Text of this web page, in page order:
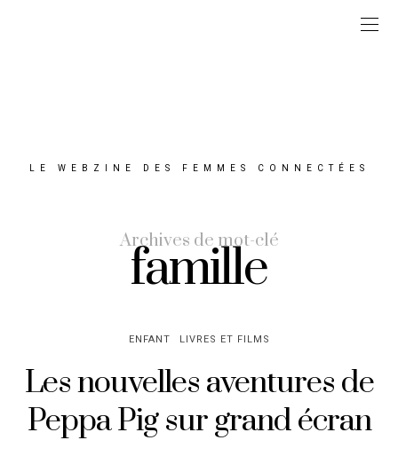
LE WEBZINE DES FEMMES CONNECTÉES
Archives de mot-clé
famille
ENFANT LIVRES ET FILMS
Les nouvelles aventures de
Peppa Pig sur grand écran